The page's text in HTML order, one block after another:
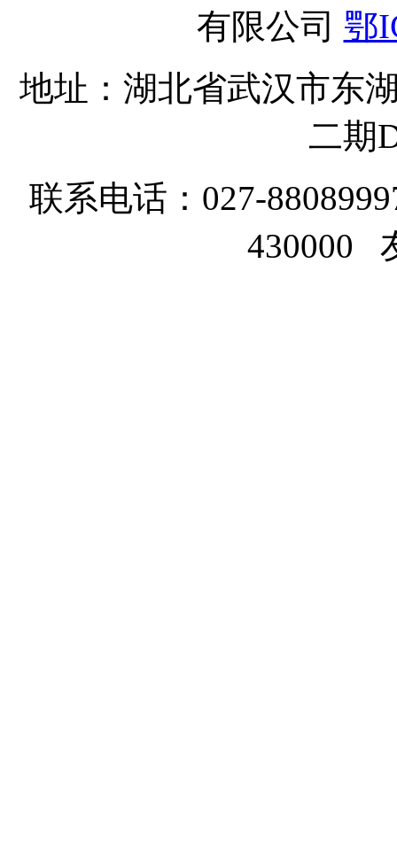
有限公司 鄂
地址：湖北省武汉市东
二期
联系电话：027-
430000